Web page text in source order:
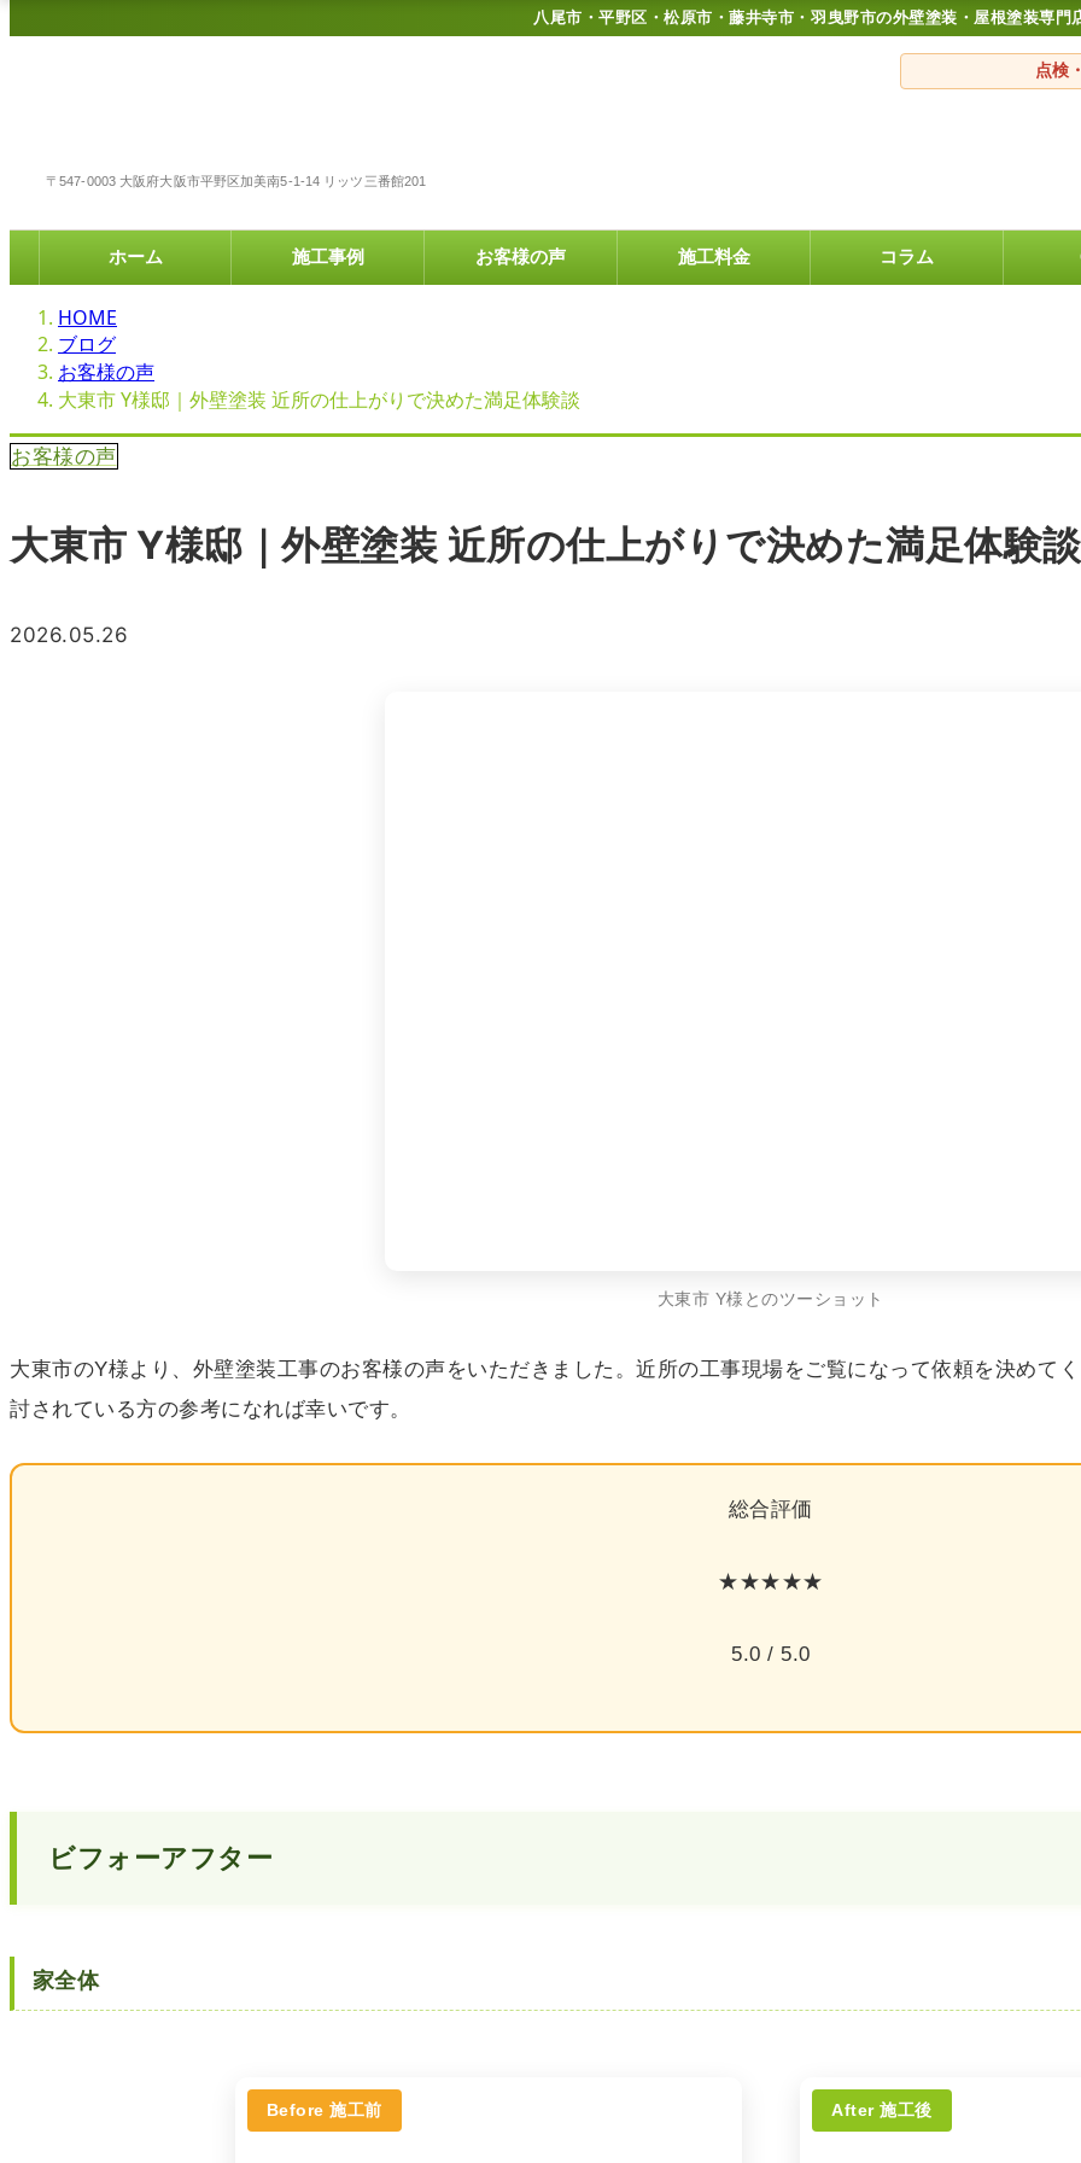
八尾市・平野区・松原市・藤井寺市・羽曳野市の外壁塗装・屋根塗装専門
〒547-0003 大阪府大阪市平野区加美南5-1-14 リッツ三番館201
点検
ホーム 施工事例 お客様の声 施工料金 コラム
HOME
ブログ
お客様の声
大東市 Y様邸｜外壁塗装 近所の仕上がりで決めた満足体験談
お客様の声
大東市 Y様邸｜外壁塗装 近所の仕上がりで決めた満足体験談
2026.05.26
大東市 Y様とのツーショット
大東市のY様より、外壁塗装工事のお客様の声をいただきました。近所の工事現場をご覧になって依頼を決めて
討されている方の参考になれば幸いです。
総合評価
★★★★★
5.0 / 5.0
ビフォーアフター
家全体
Before 施工前 After 施工後